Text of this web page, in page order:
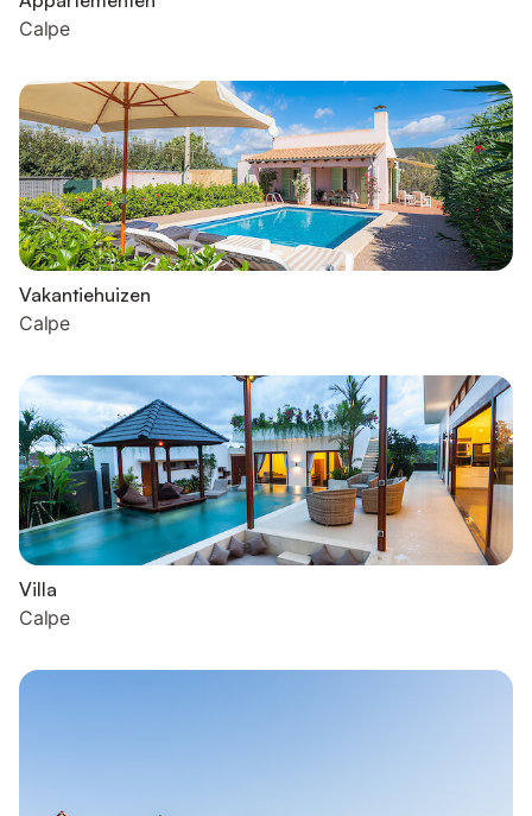
Calpe
Vakantiehuizen
Calpe
Villa
Calpe